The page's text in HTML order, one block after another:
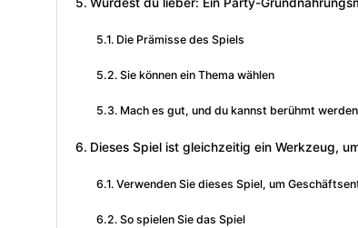
Würdest du lieber: Ein Party-
Die Prämisse des Spiels
Sie können ein Thema wählen
Mach es gut, und du kannst berühmt werden
Dieses Spiel ist gleichzeitig ein Werkzeug,
Verwenden Sie dieses Spiel, um
So spielen Sie das Spiel